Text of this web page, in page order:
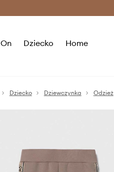
On Dziecko Home
Dziecko Dziewczynka Odzież